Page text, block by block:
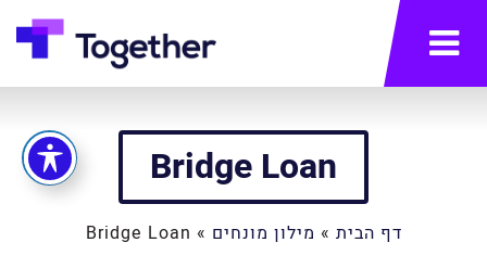
תפריט
Bridge Loan
דף הבית » מילון מונחים »
Bridge Loan